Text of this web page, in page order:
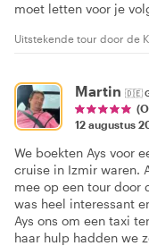
moet letten voor je
Uitstekende tour door de
Martin 🇩🇪
12 augustus
We boekten Ays voor
cruise in Izmir waren.
mee op een tour door
was heel interessant
Ays ons om een taxi
haar hulp hadden we